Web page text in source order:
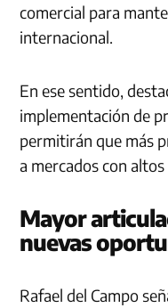
comercial para
internacional.
En ese sentido,
implementación de
permitirán que más
a mercados con
Mayor
nuevas
Rafael del Campo